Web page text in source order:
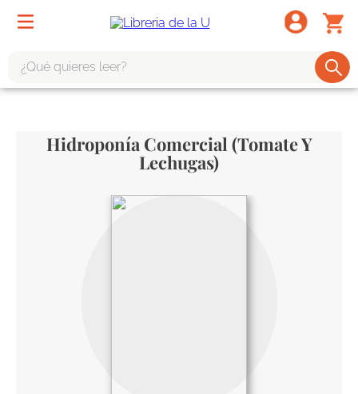
Hidroponía Comercial (tomate Y
Lechugas)
tote bag -